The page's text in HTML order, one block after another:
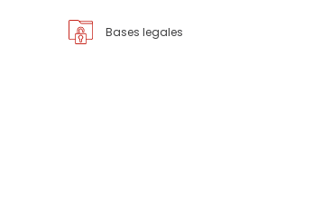
Bases legales